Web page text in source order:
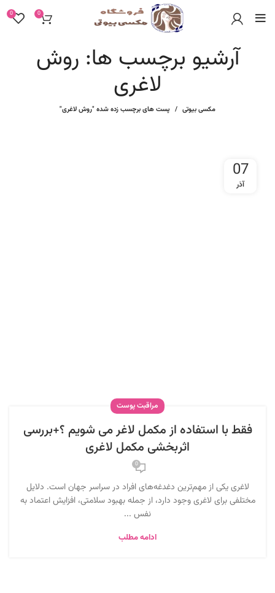
0
0
آرشیو برچسب ها: روش
لاغری
مکسی بیوتی پست های برچسب زده شده "روش لاغری"
07
آذر
مراقبت پوست
فقط با استفاده از مکمل لاغر می شویم ؟+بررسی
اثربخشی مکمل لاغری
0
لاغری یکی از مهم‌ترین دغدغه‌های افراد در سراسر جهان است. دلایل
مختلفی برای لاغری وجود دارد، از جمله بهبود سلامتی، افزایش اعتماد به
نفس ...
ادامه مطلب